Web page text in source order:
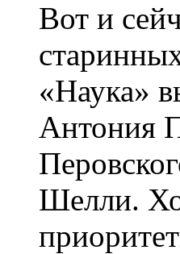
Вот и
«Наука»
Антония
Шелли.